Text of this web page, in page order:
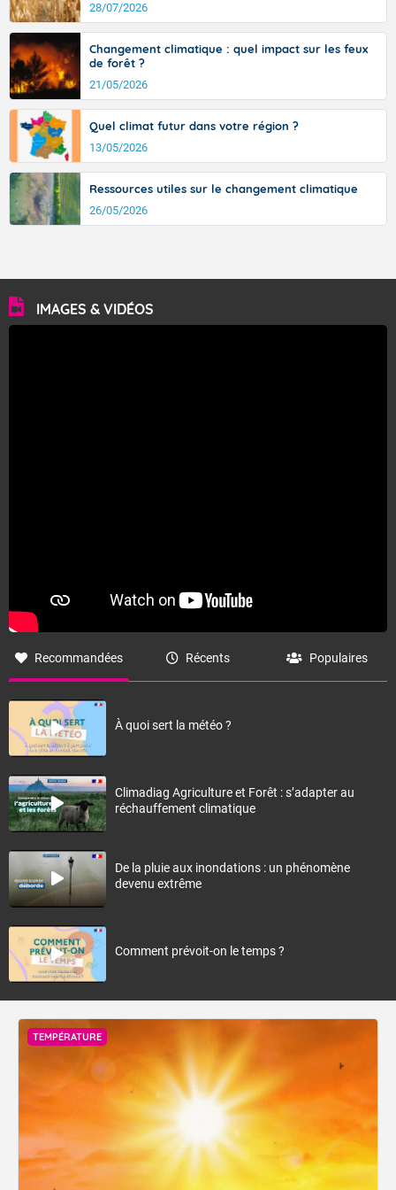
avec des pointes jusqu'à 37 à 38 degrés dans l'arrière-
pays varois et en vallée de la Garonne.
28/07/2026
Changement climatique : quel impact sur les feux
de forêt ?
21/05/2026
Quel climat futur dans votre région ?
13/05/2026
Ressources utiles sur le changement climatique
26/05/2026
IMAGES & VIDÉOS
Recommandées Récents Populaires
À quoi sert la météo ?
Climadiag Agriculture et Forêt : s’adapter au
réchauffement climatique
De la pluie aux inondations : un phénomène
devenu extrême
Comment prévoit-on le temps ?
TEMPÉRATURE